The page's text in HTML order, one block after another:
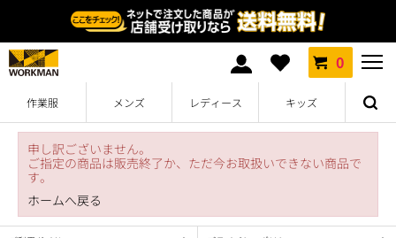
0
作業服 メンズ レディース キッズ
申し訳ございません。
ご指定の商品は販売終了か、ただ今お取扱いできない商品で
す。
ホームへ戻る